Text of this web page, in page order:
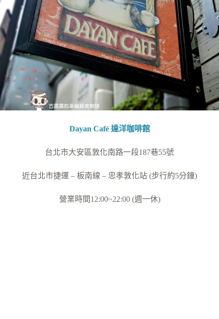
Dayan Café 達洋咖啡館
台北市大安區敦化南路一段187巷55號
近台北市捷運 – 板南線 – 忠孝敦化站 (步行約5分鐘)
營業時間12:00~22:00 (週一休)